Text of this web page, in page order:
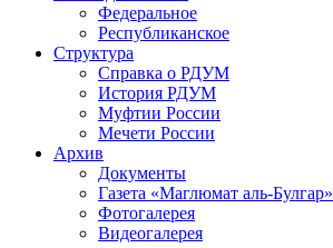
Федеральное
Республиканское
Структура
Справка о РДУМ
История РДУМ
Муфтии России
Мечети России
Архив
Документы
Газета «Маглюмат аль-Булгар»
Фотогалерея
Видеогалерея